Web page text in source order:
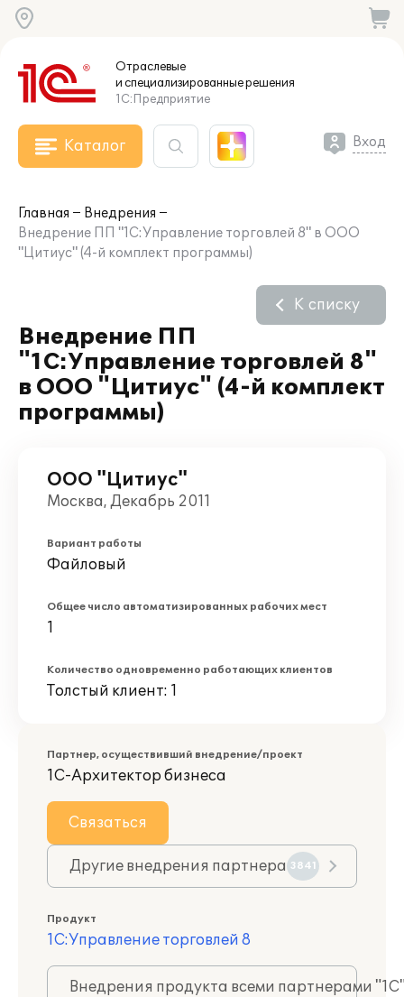
Отраслевые
и специализированныерешения
1С:Предприятие
Каталог Вход
Главная
Внедрения
Внедрение ПП "1С:Управление торговлей 8" в ООО
"Цитиус" (4-й комплект программы)
Внедрение ПП
"1С:Управление торговлей 8"
в ООО "Цитиус" (4-й комплект
программы)
К списку
ООО "Цитиус"
Москва, Декабрь 2011
Вариант работы
Файловый
Общее число автоматизированных рабочих мест
1
Количество одновременно работающих клиентов
Толстый клиент: 1
Партнер, осуществивший внедрение/проект
1С-Архитектор бизнеса
Связаться
Другие внедрения партнера 3841
Продукт
1С:Управление торговлей 8
Внедрения продукта всеми партнерами